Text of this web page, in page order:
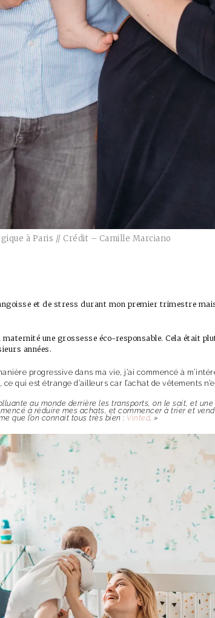
à Paris // Crédit – Camille Marciano
et de stress durant mon premier trimestre
une grossesse éco-responsable. Cela était
années.
progressive dans ma vie, j’ai commencé à
qui est étrange d’ailleurs car l’achat de vêtements
au monde derrière les transports, on le sait, et une
à réduire mes achats, et commencer à trier et
que l’on connait tous très bien : Vinted. »